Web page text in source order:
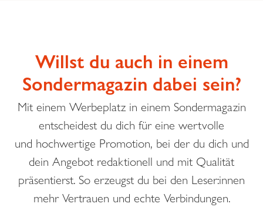
Willst du auch in einem
Sondermagazin dabei sein?
Mit einem Werbeplatz in einem Sondermagazin
entscheidest du dich für eine wertvolle
und hochwertige Promotion, bei der du dich und
dein Angebot redaktionell und mit Qualität
präsentierst. So erzeugst du bei den Leser:innen
mehr Vertrauen und echte Verbindungen.